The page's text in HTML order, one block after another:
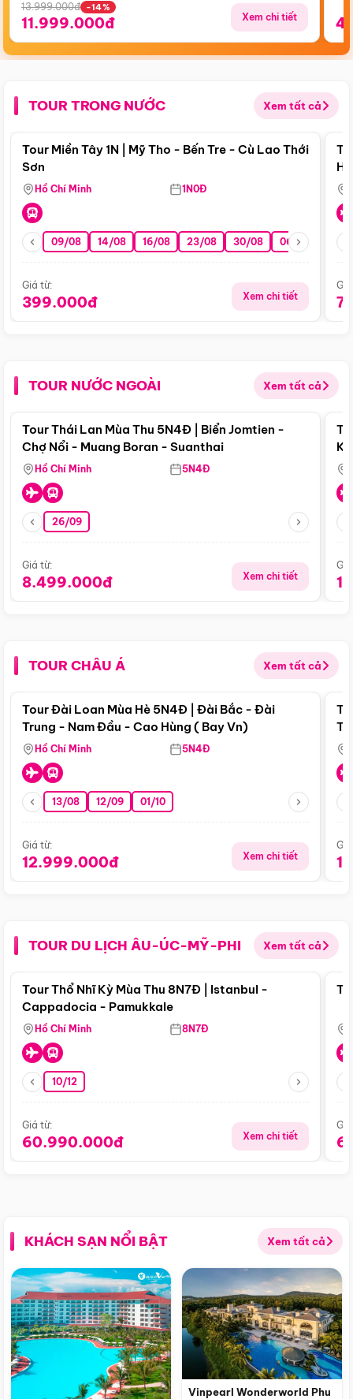
13.999.000đ -14%
11.999.000đ Xem chi tiết
TOUR TRONG NƯỚC Xem tất cả
Điểm nổi bật
Tour Miền Tây 1N | Mỹ Tho - Bến Tre - Cù Lao Thới
Sơn
Hồ Chí Minh 1N0Đ
09/08 14/08 16/08 23/08 30/08 06/09 13/09
Giá từ:
399.000đ Xem chi tiết
TOUR NƯỚC NGOÀI Xem tất cả
Điểm nổi bật
Tour Thái Lan Mùa Thu 5N4Đ | Biển Jomtien -
Chợ Nổi - Muang Boran - Suanthai
Hồ Chí Minh 5N4Đ
26/09
Giá từ:
8.499.000đ Xem chi tiết
TOUR CHÂU Á Xem tất cả
Điểm nổi bật
Tour Đài Loan Mùa Hè 5N4Đ | Đài Bắc - Đài
Trung - Nam Đầu - Cao Hùng ( Bay Vn)
Hồ Chí Minh 5N4Đ
13/08 12/09 01/10
Giá từ:
12.999.000đ Xem chi tiết
TOUR DU LỊCH ÂU-ÚC-MỸ-PHI Xem tất cả
Điểm nổi bật
Tour Thổ Nhĩ Kỳ Mùa Thu 8N7Đ | Istanbul -
Cappadocia - Pamukkale
Hồ Chí Minh 8N7Đ
10/12
Giá từ:
60.990.000đ Xem chi tiết
KHÁCH SẠN NỔI BẬT Xem tất cả
Vinpearl Wonderworld Phu